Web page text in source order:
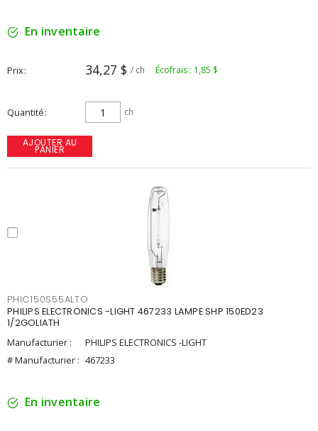
En inventaire
Prix 34,27 $ / ch Écofrais : 1,85 $
Quantité ch
AJOUTER AU
PANIER
PHIC150S55ALTO
PHILIPS ELECTRONICS -LIGHT 467233 LAMPE SHP 150ED23
1/2GOLIATH
Manufacturier :
PHILIPS ELECTRONICS -LIGHT
# Manufacturier : 467233
En inventaire